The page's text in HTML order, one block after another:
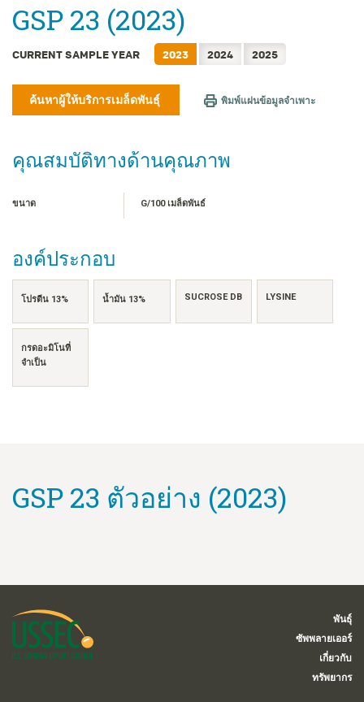
한국어
简体中文
TIẾNG VIỆT
GSP 23 (2023)
CURRENT SAMPLE YEAR 2023 2024 2025
ค้นหาผู้ให้บริการเมล็ดพันธุ์ พิมพ์แผ่นข้อมูลจำเพาะ
คุณสมบัติทางด้านคุณภาพ
ขนาด G/100 เมล็ดพันธ์
องค์ประกอบ
โปรตีน 13% น้ำมัน 13% SUCROSE DB LYSINE
กรดอะมิโนที่
จำเป็น
GSP 23 ตัวอย่าง (2023)
พันธุ์
ซัพพลายเออร์
เกี่ยวกับ
ทรัพยากร